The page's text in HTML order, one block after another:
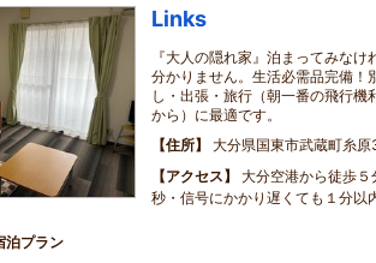
Links
『大人の隠れ家』泊まってみな
分かりません。生活必需品完備！
し・出張・旅行（朝一番の飛行機
から）に最適です。
住所
大分県国東市武蔵町糸
アクセス
大分空港から徒歩
秒・信号にかかり遅くても１分以
泊プラン